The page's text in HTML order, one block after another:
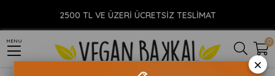
2500 TL VE ÜZERİ ÜCRETSİZ TESLİMAT
MENU 0
Vegan Atıştırmalık Vegan Cips Glutensiz Cips
×